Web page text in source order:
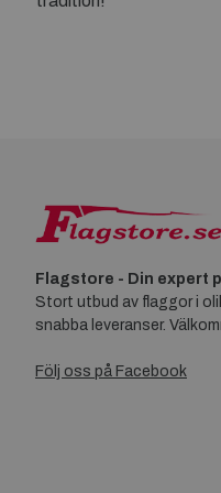
Flagstore - Din expert
Stort utbud av flaggor i
snabba leveranser.
Följ oss på Facebook